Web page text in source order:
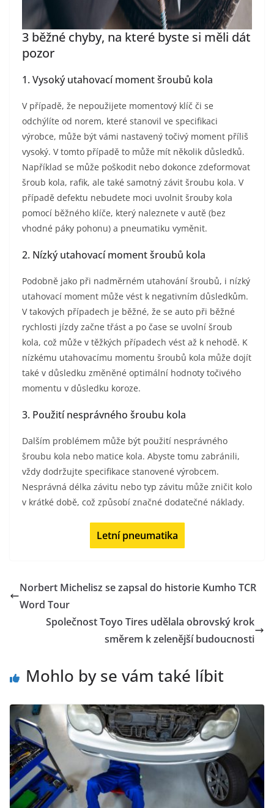
3 běžné chyby, na které byste si měli dát
pozor
1. Vysoký utahovací moment šroubů kola
V případě, že nepoužijete momentový klíč či se
odchýlíte od norem, které stanovil ve specifikaci
výrobce, může být vámi nastavený točivý moment příliš
vysoký. V tomto případě to může mít několik důsledků.
Například se může poškodit nebo dokonce zdeformovat
šroub kola, rafik, ale také samotný závit šroubu kola. V
případě defektu nebudete moci uvolnit šrouby kola
pomocí běžného klíče, který naleznete v autě (bez
vhodné páky pohonu) a pneumatiku vyměnit.
2. Nízký utahovací moment šroubů kola
Podobně jako při nadměrném utahování šroubů, i nízký
utahovací moment může vést k negativním důsledkům.
V takových případech je běžné, že se auto při běžné
rychlosti jízdy začne třást a po čase se uvolní šroub
kola, což může v těžkých případech vést až k nehodě. K
nízkému utahovacímu momentu šroubů kola může dojít
také v důsledku změněné optimální hodnoty točivého
momentu v důsledku koroze.
3. Použití nesprávného šroubu kola
Dalším problémem může být použití nesprávného
šroubu kola nebo matice kola. Abyste tomu zabránili,
vždy dodržujte specifikace stanovené výrobcem.
Nesprávná délka závitu nebo typ závitu může zničit kolo
v krátké době, což způsobí značné dodatečné náklady.
Letní pneumatika
Norbert Michelisz se zapsal do historie Kumho TCR
Word Tour
Společnost Toyo Tires udělala obrovský krok
směrem k zelenější budoucnosti
Mohlo by se vám také líbit